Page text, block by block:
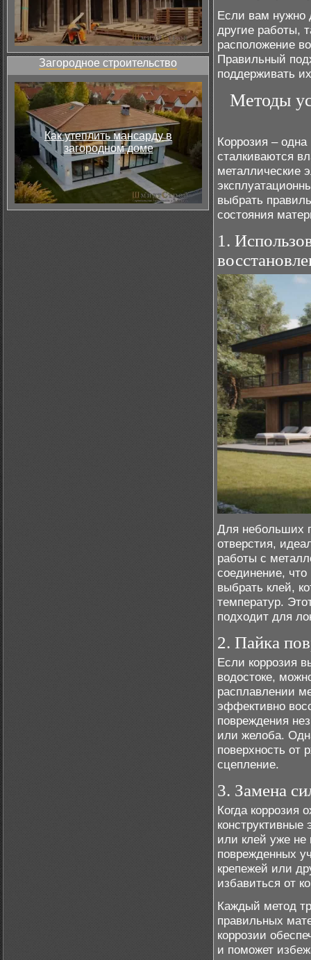
Загородное строительство
Как утеплить мансарду в
загородном доме
Если вам нужно
другие работы,
расположение
Правильный
поддерживать
Методы
Коррозия –
сталкиваются
металлические
выбрать
состояния
1.
Для небольших
отверстия,
работы с
соединение,
выбрать клей,
температур.
подходит для
2. Пайка
Если коррозия
водостоке,
расплавлении
эффективно
повреждения
или желоба.
поверхность от
сцепление.
3. Замена
Когда коррозия
конструктивные
или клей уже не
поврежденных
крепежей или
избавиться от
Каждый метод
правильных
коррозии
и поможет